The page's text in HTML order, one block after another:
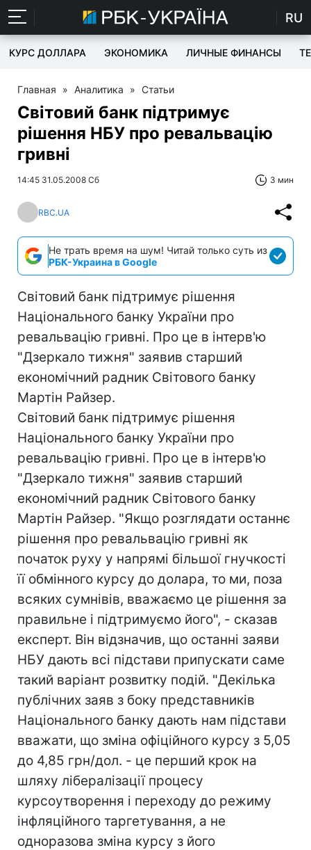
RU
КУРС ДОЛЛАРА ЭКОНОМИКА ЛИЧНЫЕ ФИНАНСЫ
Главная » Аналитика » Статьи
Світовий банк підтримує
рішення НБУ про ревальвацію
гривні
14:45 31.05.2008 Сб 3 мин
RBC.UA
Не трать время на шум! Читай только суть из
РБК-Украина в Google
Світовий банк підтримує рішення
Національного банку України про
ревальвацію гривні. Про це в інтерв'ю
"Дзеркало тижня" заявив старший
економічний радник Світового банку
Мартін Райзер.
Світовий банк підтримує рішення
Національного банку України про
ревальвацію гривні. Про це в інтерв'ю
"Дзеркало тижня" заявив старший
економічний радник Світового банку
Мартін Райзер. "Якщо розглядати останнє
рішення про ревальвацію гривні як
початок руху у напрямі більшої гнучкості
її обмінного курсу до долара, то ми, поза
всяких сумнівів, вважаємо це рішення за
правильне і підтримуємо його", - сказав
експерт. Він відзначив, що останні заяви
НБУ дають всі підстави припускати саме
такий варіант розвитку подій. "Декілька
публічних заяв з боку представників
Національного банку дають нам підстави
вважати, що зміна офіційного курсу з 5,05
до 4,85 грн/дол. - це перший крок на
шляху лібералізації процесу
курсоутворення і переходу до режиму
інфляційного таргетування, а не
одноразова зміна курсу з його